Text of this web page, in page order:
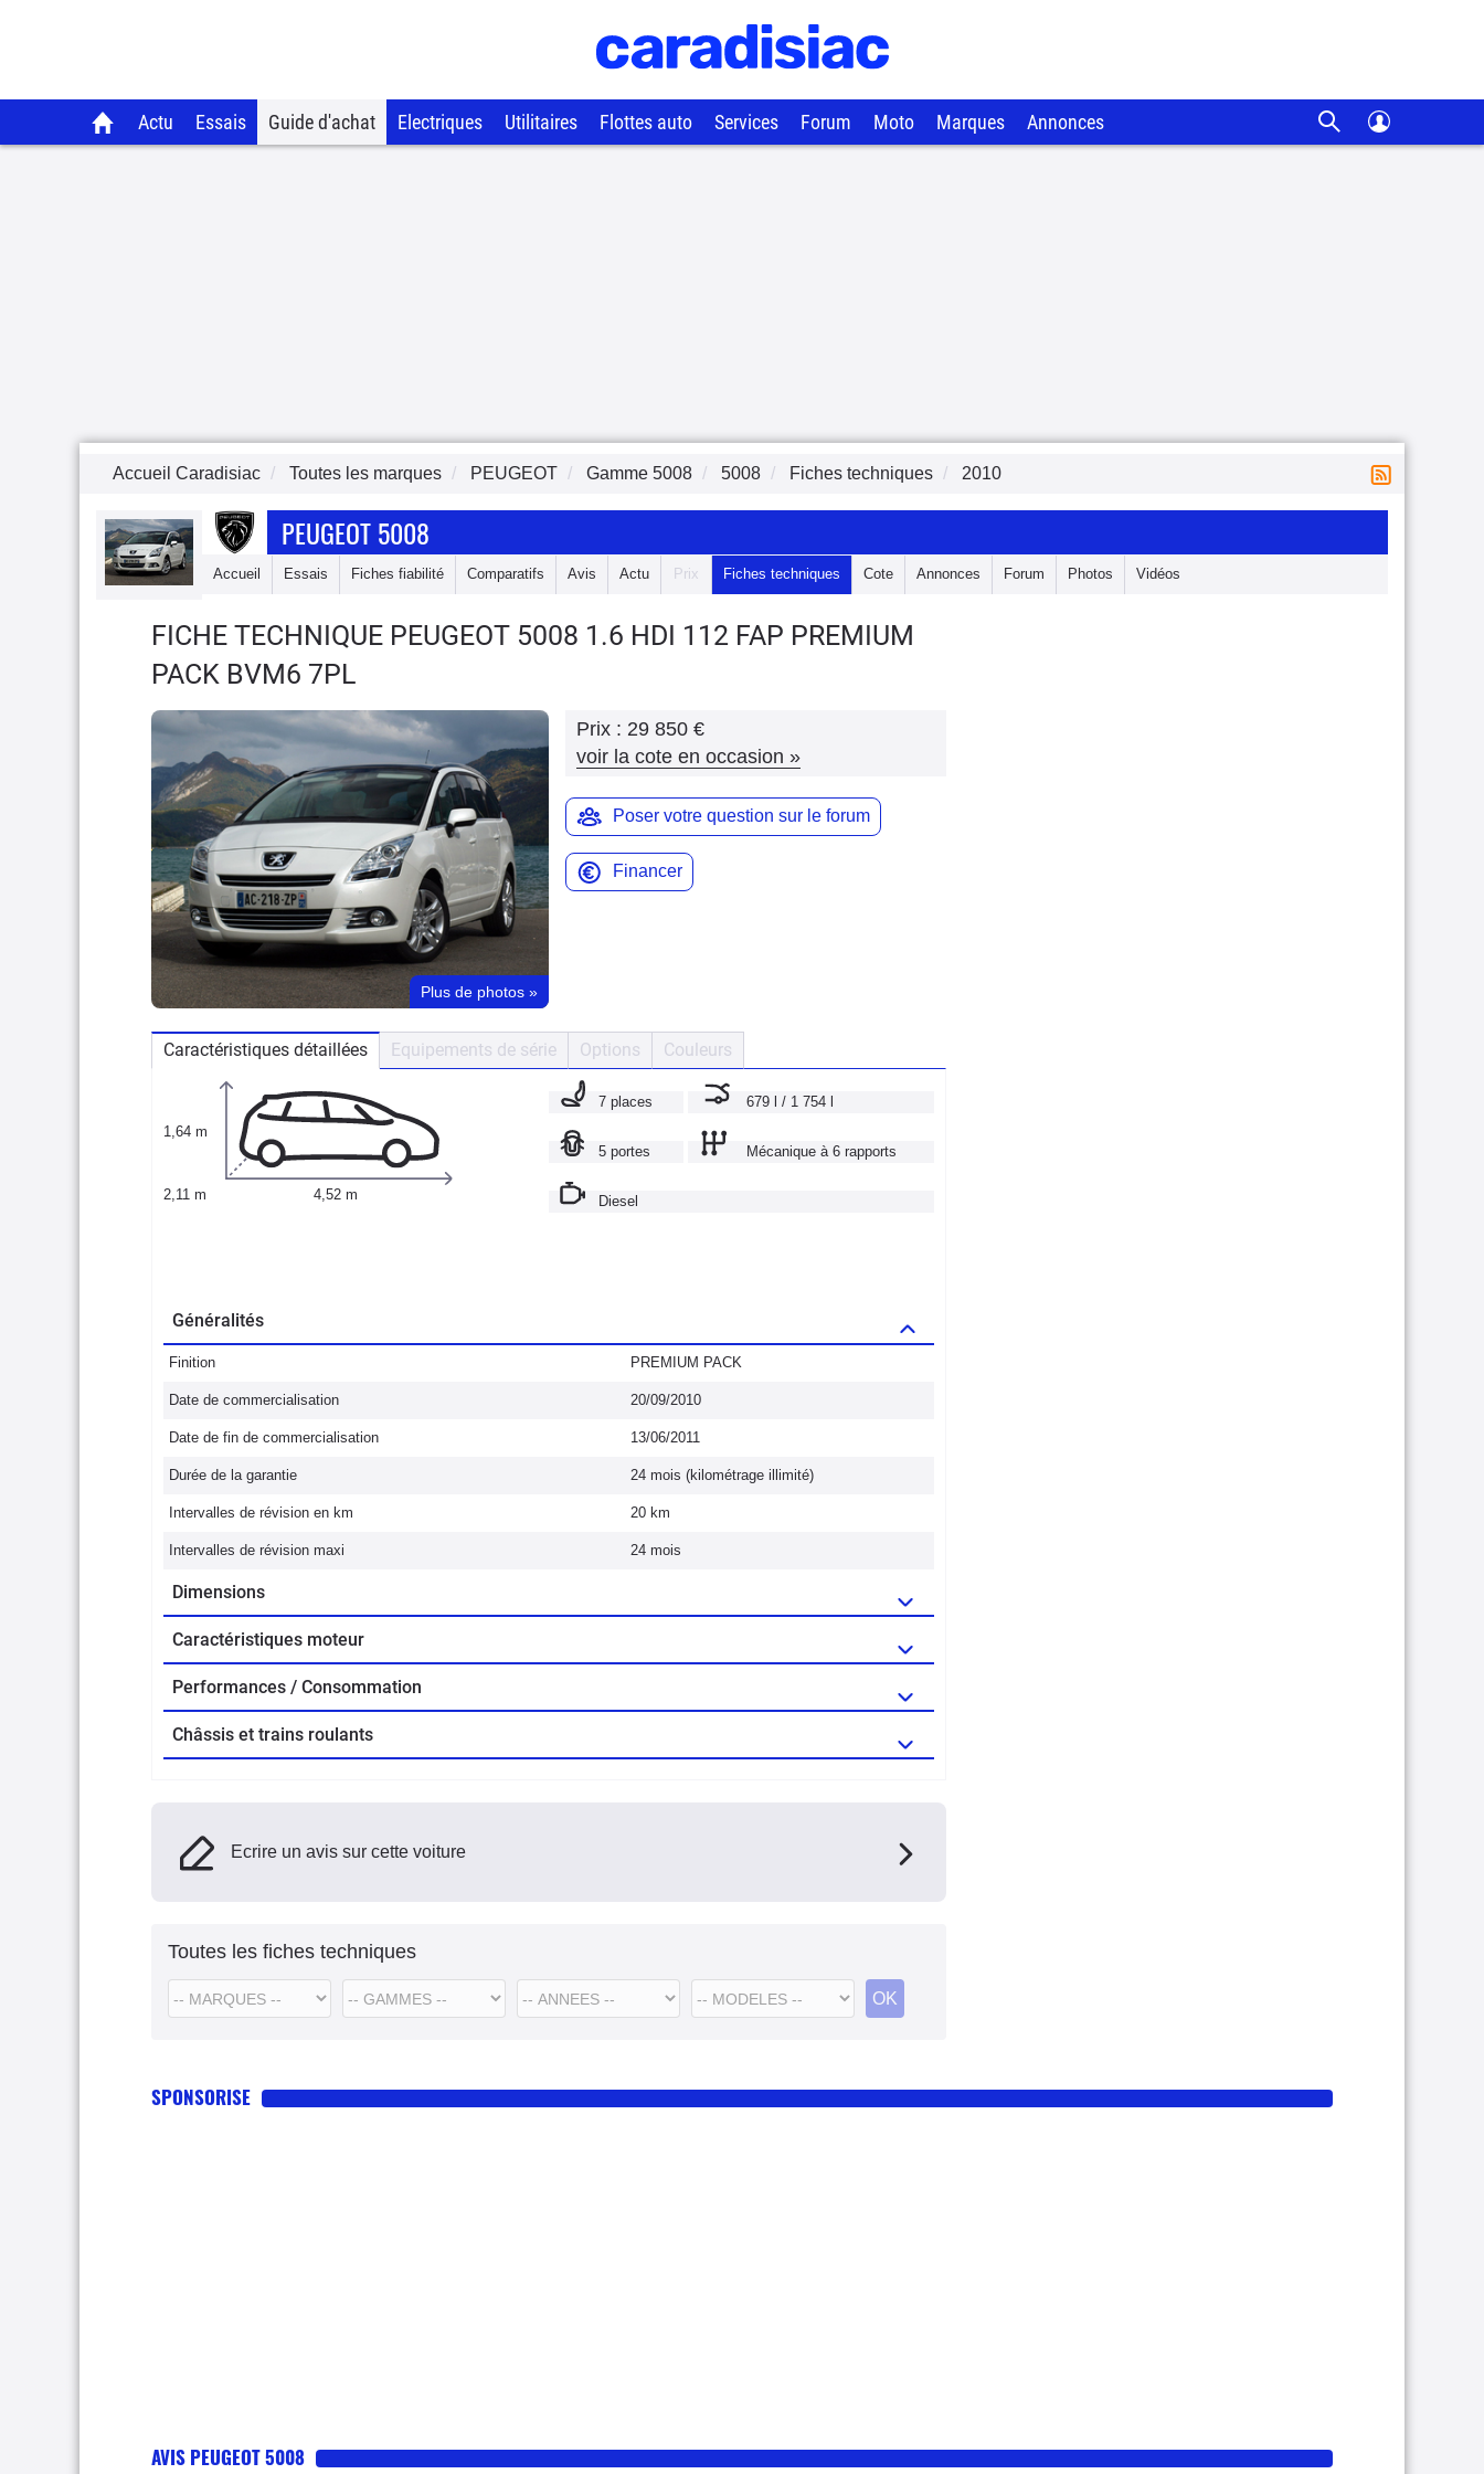
Actu Essais Guide d'achat Electriques Utilitaires Flottes auto Services Forum Moto Marques Annonces
Accueil Caradisiac Toutes les marques PEUGEOT Gamme 5008 5008 Fiches techniques 2010
PEUGEOT 5008
Accueil Essais Fiches fiabilité Comparatifs Avis Actu Prix Fiches techniques Cote Annonces Forum Photos Vidéos
FICHE TECHNIQUE PEUGEOT 5008 1.6 HDI 112 FAP PREMIUM
PACK BVM6 7PL
Plus de photos »
Prix : 29 850 €
voir la cote en occasion »
Poser votre question sur le forum
Financer
Caractéristiques détaillées Equipements de série Options Couleurs
1,64 m
2,11 m 4,52 m
7 places 679 l / 1 754 l
5 portes Mécanique à 6 rapports
Diesel
Généralités
Finition PREMIUM PACK
Date de commercialisation 20/09/2010
Date de fin de commercialisation 13/06/2011
Durée de la garantie 24 mois (kilométrage illimité)
Intervalles de révision en km 20 km
Intervalles de révision maxi 24 mois
Dimensions
Caractéristiques moteur
Performances / Consommation
Châssis et trains roulants
Ecrire un avis sur cette voiture
Toutes les fiches techniques
SPONSORISE
AVIS PEUGEOT 5008